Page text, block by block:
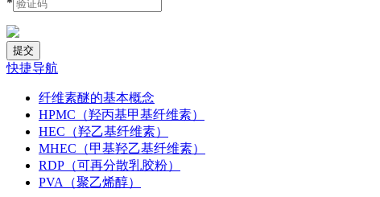
快捷导航
纤维素醚的基本概念
HPMC（羟丙基甲基纤维素）
HEC（羟乙基纤维素）
MHEC（甲基羟乙基纤维素）
RDP（可再分散乳胶粉）
PVA（聚乙烯醇）